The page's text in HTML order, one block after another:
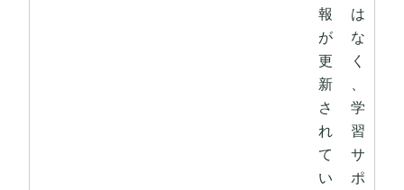
報
が
更
新
さ
れ
て
い
は
な
く
学
習
サ
ポ